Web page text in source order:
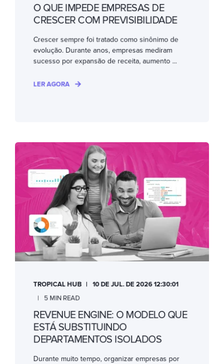
O QUE IMPEDE EMPRESAS DE
CRESCER COM PREVISIBILIDADE
Crescer sempre foi tratado como sinônimo de
evolução. Durante anos, empresas mediram
sucesso por expansão de receita, aumento ...
LER AGORA
TROPICAL HUB
10 DE JUL. DE 2026 12:30:01
5 MIN READ
REVENUE ENGINE: O MODELO QUE
ESTÁ SUBSTITUINDO
DEPARTAMENTOS ISOLADOS
Durante muito tempo, organizar empresas por